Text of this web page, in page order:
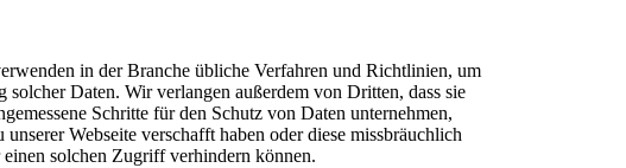
in der Branche übliche Verfahren und Richtlinien, um
Daten. Wir verlangen außerdem von Dritten, dass sie
Schritte für den Schutz von Daten unternehmen,
Webseite verschafft haben oder diese missbräuchlich
solchen Zugriff verhindern können.